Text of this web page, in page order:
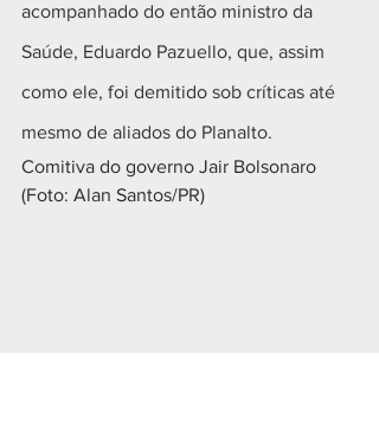
acompanhado do então ministro da
Saúde, Eduardo Pazuello, que, assim
como ele, foi demitido sob críticas até
mesmo de aliados do Planalto.
Comitiva do governo Jair Bolsonaro
(Foto: Alan Santos/PR)